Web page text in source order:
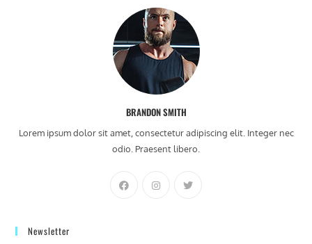
BRANDON SMITH
Lorem ipsum dolor sit amet, consectetur adipiscing elit. Integer nec
odio. Praesent libero.
Newsletter